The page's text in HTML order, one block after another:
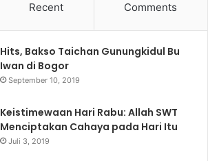
Recent Comments
Hits, Bakso Taichan Gunungkidul Bu
Iwan di Bogor
September 10, 2019
Keistimewaan Hari Rabu: Allah SWT
Menciptakan Cahaya pada Hari Itu
Juli 3, 2019